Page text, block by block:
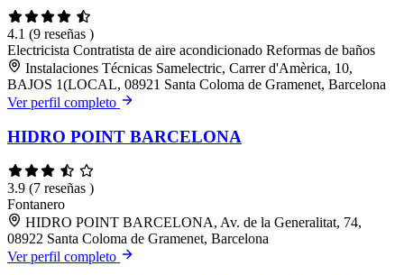
4.1 (9 reseñas )
Electricista Contratista de aire acondicionado Reformas de baños
Instalaciones Técnicas Samelectric, Carrer d'Amèrica, 10,
BAJOS 1(LOCAL, 08921 Santa Coloma de Gramenet, Barcelona
Ver perfil completo
HIDRO POINT BARCELONA
3.9 (7 reseñas )
Fontanero
HIDRO POINT BARCELONA, Av. de la Generalitat, 74,
08922 Santa Coloma de Gramenet, Barcelona
Ver perfil completo